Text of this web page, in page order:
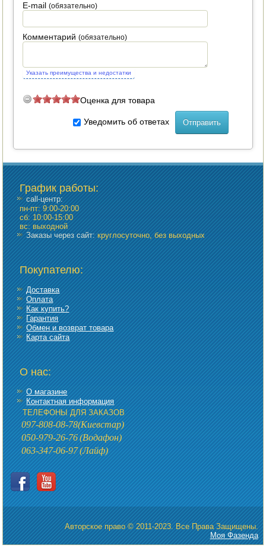
E-mail(обязательно)
Комментарий(обязательно)
Указать преимущества и недостатки
Оценка для товара
Уведомить об ответах
График работы:
call-центр:
пн-пт: 9:00-20:00
сб: 10:00-15:00
вс: выходной
Заказы через сайт:круглосуточно, без выходных
Покупателю:
Доставка
Оплата
Как купить?
Гарантия
Обмен и возврат товара
Карта сайта
О нас:
О магазине
Контактная информация
ТЕЛЕФОНЫ ДЛЯ ЗАКАЗОВ
097-808-08-78(Киевстар)
050-979-26-76(Водафон)
063-347-06-97(Лайф)
Авторское право © 2011-2023. Все Права Защищены.
Моя Фазенда